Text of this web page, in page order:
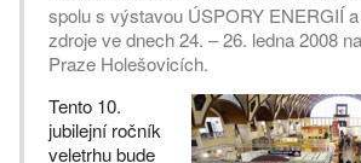
spolu s výstavou ÚSPORY ENERGIÍ
zdroje ve dnech 24. – 26. ledna 2008
Praze Holešovicích.
Tento 10.
jubilejní ročník
veletrhu bude